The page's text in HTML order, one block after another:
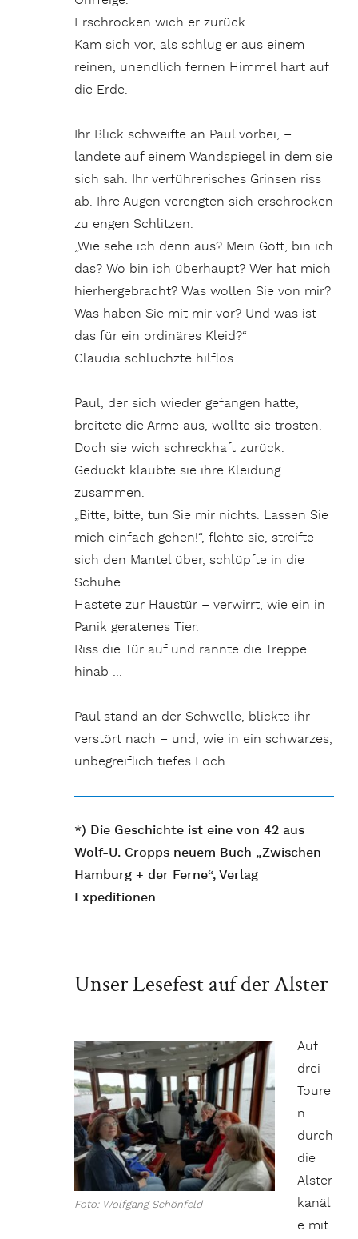
Erschrocken wich er zurück.
Kam sich vor, als schlug er aus einem
reinen, unendlich fernen Himmel hart auf
die Erde.
Ihr Blick schweifte an Paul vorbei, –
landete auf einem Wandspiegel in dem sie
sich sah. Ihr verführerisches Grinsen riss
ab. Ihre Augen verengten sich erschrocken
zu engen Schlitzen.
„Wie sehe ich denn aus? Mein Gott, bin ich
das? Wo bin ich überhaupt? Wer hat mich
hierhergebracht? Was wollen Sie von mir?
Was haben Sie mit mir vor? Und was ist
das für ein ordinäres Kleid?“
Claudia schluchzte hilflos.
Paul, der sich wieder gefangen hatte,
breitete die Arme aus, wollte sie trösten.
Doch sie wich schreckhaft zurück.
Geduckt klaubte sie ihre Kleidung
zusammen.
„Bitte, bitte, tun Sie mir nichts. Lassen Sie
mich einfach gehen!“, flehte sie, streifte
sich den Mantel über, schlüpfte in die
Schuhe.
Hastete zur Haustür – verwirrt, wie ein in
Panik geratenes Tier.
Riss die Tür auf und rannte die Treppe
hinab …
Paul stand an der Schwelle, blickte ihr
verstört nach – und, wie in ein schwarzes,
unbegreiflich tiefes Loch …
*) Die Geschichte ist eine von 42 aus
Wolf-U. Cropps neuem Buch „Zwischen
Hamburg + der Ferne“, Verlag
Expeditionen
Unser Lesefest auf der Alster
Foto: Wolfgang Schönfeld
Auf
drei
Toure
n
durch
die
Alster
kanäl
e mit